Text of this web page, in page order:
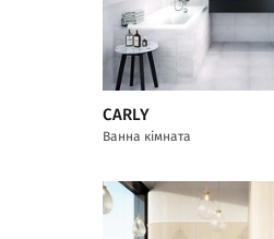
CARLY
Ванна кімната